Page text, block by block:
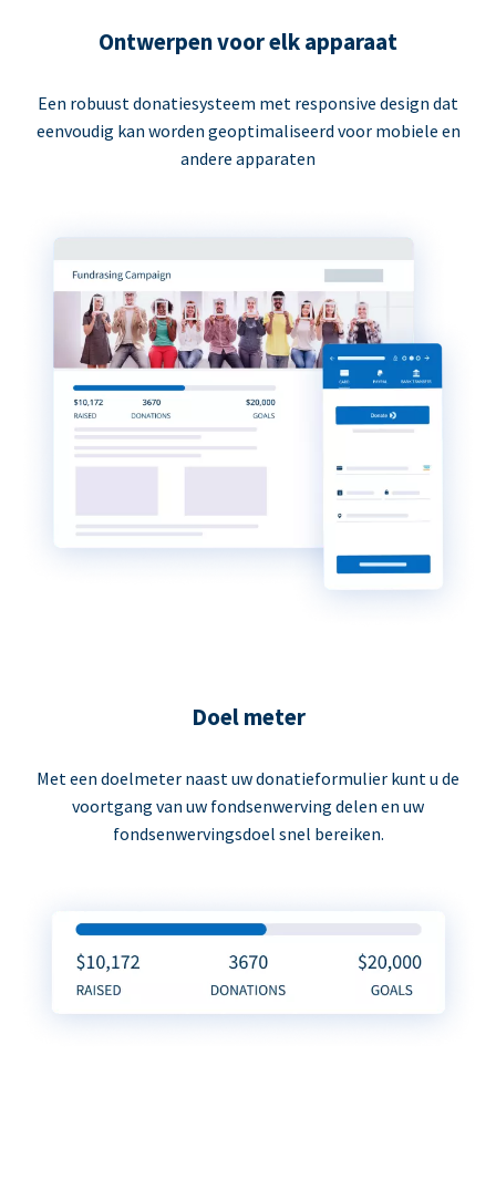
Ontwerpen voor elk apparaat
Een robuust donatiesysteem met responsive design dat
eenvoudig kan worden geoptimaliseerd voor mobiele en
andere apparaten
Doel meter
Met een doelmeter naast uw donatieformulier kunt u de
voortgang van uw fondsenwerving delen en uw
fondsenwervingsdoel snel bereiken.